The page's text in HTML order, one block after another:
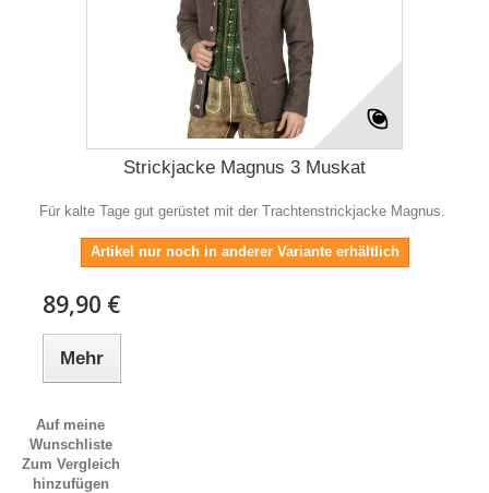
Strickjacke Magnus 3 Muskat
Für kalte Tage gut gerüstet mit der Trachtenstrickjacke Magnus.
Artikel nur noch in anderer Variante erhältlich
89,90 €
Mehr
Auf meine
Wunschliste
Zum Vergleich
hinzufügen